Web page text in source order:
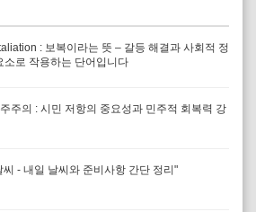
: 보복이라는 뜻 – 갈등 해결과 사회적 정
소로 작용하는 단어입니다
주주의 : 시민 저항의 중요성과 민주적 회복력 강
씨 - 내일 날씨와 준비사항 간단 정리"